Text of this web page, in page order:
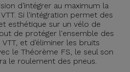
d’intégrer au maximum la
Si l'intégration permet des
esthétique sur un vélo de
de protéger l'ensemble des
et d’éliminer les bruits
le Théorème FS, le seul son
le roulement des pneus.